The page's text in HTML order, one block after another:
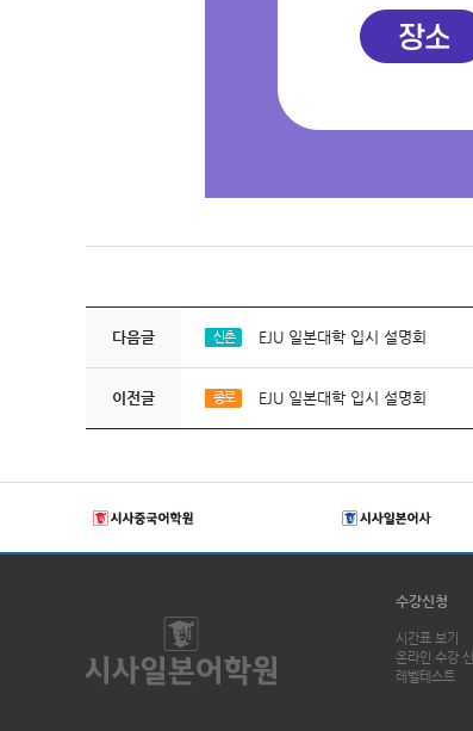
다음글 신촌 EJU 일본대학 입시 설명회
이전글 종로 EJU 일본대학 입시 설명회
수강신청
시간표 보기
온라인 수강
레벨테스트